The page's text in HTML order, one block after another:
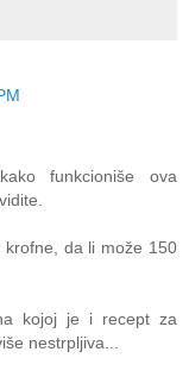
funkcioniše ova
krofne, da li može 150
kojoj je i recept za
nestrpljiva...